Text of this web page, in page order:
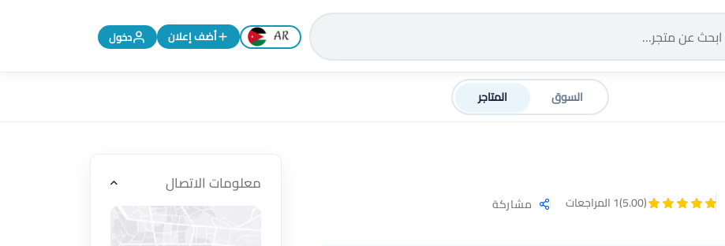
تغيير اللغة إلى الإنجليزية
أضف إعلان دخول
السوق المتاجر
(5.00) 1 المراجعات مشاركة
معلومات الاتصال